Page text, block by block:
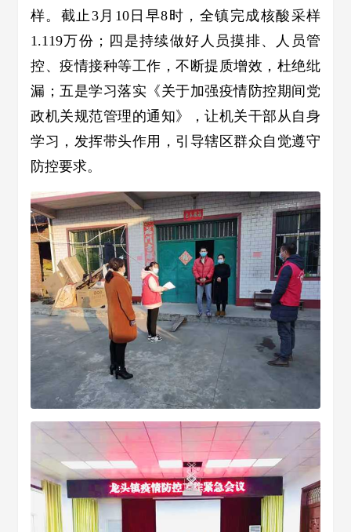
样。截止3月10日早8时，全镇完成核酸采样
1.119万份；四是持续做好人员摸排、人员管
控、疫情接种等工作，不断提质增效，杜绝纰
漏；五是学习落实《关于加强疫情防控期间党
政机关规范管理的通知》，让机关干部从自身
学习，发挥带头作用，引导辖区群众自觉遵守
防控要求。